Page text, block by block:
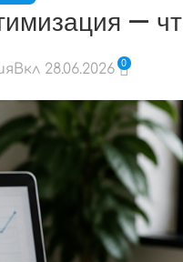
—
Вкл 28.06.2026 0